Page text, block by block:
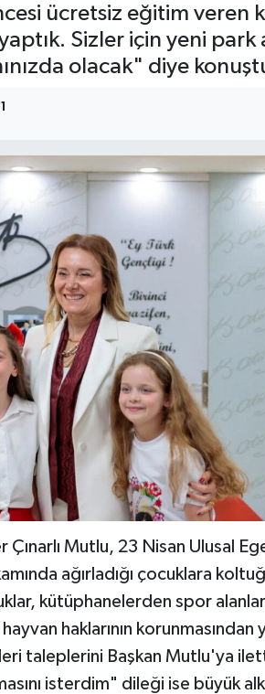
ücretsiz eğitim veren
yaptık. Sizler için yeni
olacak" diye
Çınarlı Mutlu, 23 Nisan Ulusal
ağırladığı çocuklara
kütüphanelerden spor
haklarının korunmasından
taleplerini Başkan Mutlu'ya
isterdim" dileği ise büyük